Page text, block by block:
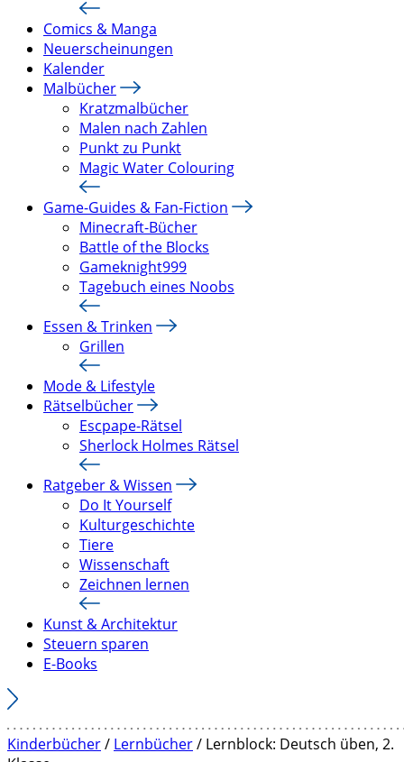
Comics & Manga
Neuerscheinungen
Kalender
Malbücher
Kratzmalbücher
Malen nach Zahlen
Punkt zu Punkt
Magic Water Colouring
Game-Guides & Fan-Fiction
Minecraft-Bücher
Battle of the Blocks
Gameknight999
Tagebuch eines Noobs
Essen & Trinken
Grillen
Mode & Lifestyle
Rätselbücher
Escpape-Rätsel
Sherlock Holmes Rätsel
Ratgeber & Wissen
Do It Yourself
Kulturgeschichte
Tiere
Wissenschaft
Zeichnen lernen
Kunst & Architektur
Steuern sparen
E-Books
Kinderbücher/ Lernbücher/ Lernblock: Deutsch üben, 2.